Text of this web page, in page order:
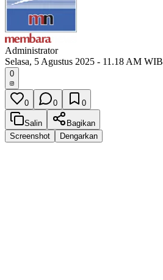
Administrator
Selasa, 5 Agustus 2025 - 11.18 AM WIB
0
0 0 0
Salin
Bagikan
Screenshot
Dengarkan